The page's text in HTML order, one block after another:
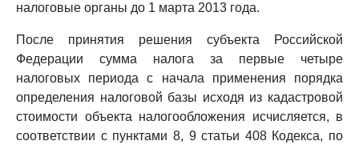
налоговые органы до 1 марта 2013 года.
После принятия решения субъекта Российской
Федерации сумма налога за первые четыре
налоговых периода с начала применения порядка
определения налоговой базы исходя из кадастровой
стоимости объекта налогообложения исчисляется, в
соответствии с пунктами 8, 9 статьи 408 Кодекса, по